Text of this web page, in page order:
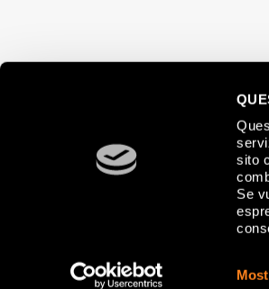
sito
Se
© 2026 FAP CERAMICHE, Via Ghiarola